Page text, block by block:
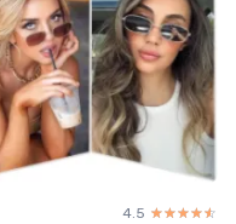
4.5 ☆☆☆☆☆
★★★★★